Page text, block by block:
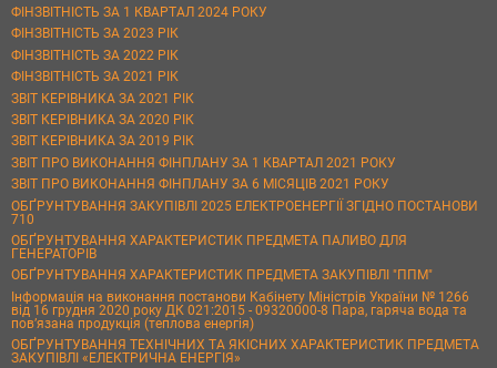
ФІНЗВІТНІСТЬ ЗА 1 КВАРТАЛ 2024 РОКУ
ФІНЗВІТНІСТЬ ЗА 2023 РІК
ФІНЗВІТНІСТЬ ЗА 2022 РІК
ФІНЗВІТНІСТЬ ЗА 2021 РІК
ЗВІТ КЕРІВНИКА ЗА 2021 РІК
ЗВІТ КЕРІВНИКА ЗА 2020 РІК
ЗВІТ КЕРІВНИКА ЗА 2019 РІК
ЗВІТ ПРО ВИКОНАННЯ ФІНПЛАНУ ЗА 1 КВАРТАЛ 2021 РОКУ
ЗВІТ ПРО ВИКОНАННЯ ФІНПЛАНУ ЗА 6 МІСЯЦІВ 2021 РОКУ
ОБҐРУНТУВАННЯ ЗАКУПІВЛІ 2025 ЕЛЕКТРОЕНЕРГІЇ ЗГІДНО ПОСТАНОВИ
710
ОБҐРУНТУВАННЯ ХАРАКТЕРИСТИК ПРЕДМЕТА ПАЛИВО ДЛЯ
ГЕНЕРАТОРІВ
ОБҐРУНТУВАННЯ ХАРАКТЕРИСТИК ПРЕДМЕТА ЗАКУПІВЛІ "ППМ"
Інформація на виконання постанови Кабінету Міністрів України № 1266
від 16 грудня 2020 року ДК 021:2015 - 09320000-8 Пара, гаряча вода та
пов’язана продукція (теплова енергія)
ОБҐРУНТУВАННЯ ТЕХНІЧНИХ ТА ЯКІСНИХ ХАРАКТЕРИСТИК ПРЕДМЕТА
ЗАКУПІВЛІ «ЕЛЕКТРИЧНА ЕНЕРГІЯ»